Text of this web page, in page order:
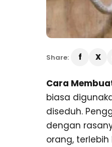
Share:
Cara
biasa
diseduh.
dengan
orang,